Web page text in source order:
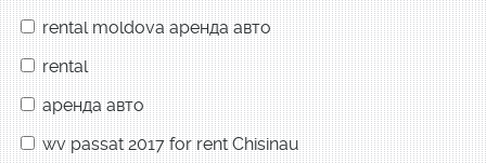
rental moldova аренда авто
rental
аренда авто
wv passat 2017 for rent Chisinau